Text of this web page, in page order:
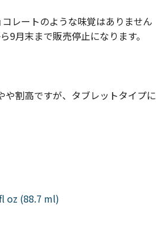
レートのような味覚はありません
月末まで販売停止になります。
割高ですが、タブレットタイプに
oz (88.7 ml)